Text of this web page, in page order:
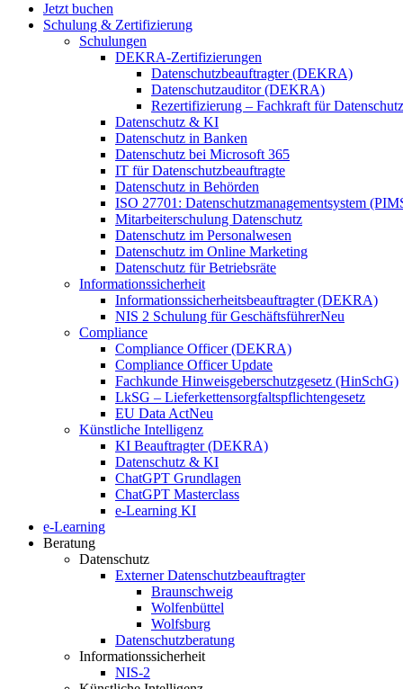
Jetzt buchen
Schulung & Zertifizierung
Schulungen
DEKRA-Zertifizierungen
Datenschutzbeauftragter (DEKRA)
Datenschutzauditor (DEKRA)
Rezertifizierung – Fachkraft für
Datenschutz & KI
Datenschutz in Banken
Datenschutz bei Microsoft 365
IT für Datenschutzbeauftragte
Datenschutz in Behörden
ISO 27701: Datenschutzmanagementsystem
Mitarbeiterschulung Datenschutz
Datenschutz im Personalwesen
Datenschutz im Online Marketing
Datenschutz für Betriebsräte
Informationssicherheit
Informationssicherheitsbeauftragter (DEKRA)
NIS 2 Schulung für GeschäftsführerNeu
Compliance
Compliance Officer (DEKRA)
Compliance Officer Update
Fachkunde Hinweisgeberschutzgesetz (HinSchG)
LkSG – Lieferkettensorgfaltspflichtengesetz
EU Data ActNeu
Künstliche Intelligenz
KI Beauftragter (DEKRA)
Datenschutz & KI
ChatGPT Grundlagen
ChatGPT Masterclass
e-Learning KI
e-Learning
Beratung
Datenschutz
Externer Datenschutzbeauftragter
Braunschweig
Wolfenbüttel
Wolfsburg
Datenschutzberatung
Informationssicherheit
NIS-2